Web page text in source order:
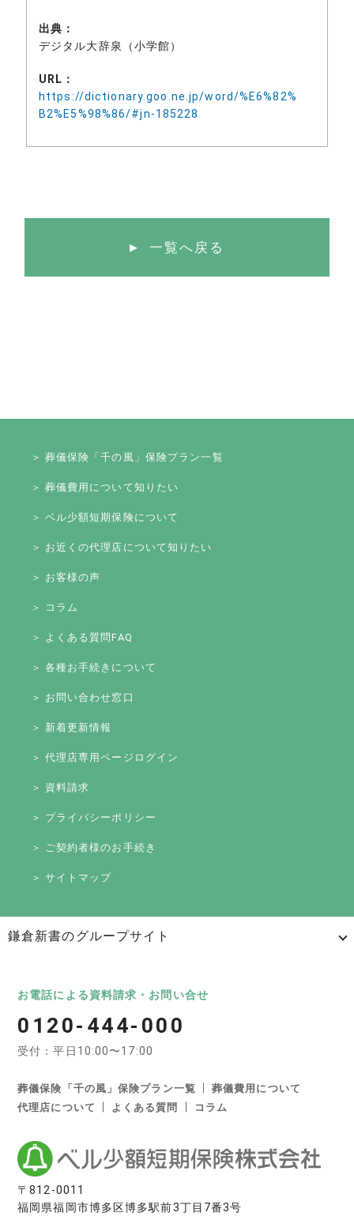
出典：
デジタル大辞泉（小学館）
URL：
https://dictionary.goo.ne.jp/word/%E6%82%
B2%E5%98%86/#jn-185228
一覧へ戻る
＞ 葬儀保険「千の風」保険プラン一覧
＞ 葬儀費用について知りたい
＞ ベル少額短期保険について
＞ お近くの代理店について知りたい
＞ お客様の声
＞ コラム
＞ よくある質問FAQ
＞ 各種お手続きについて
＞ お問い合わせ窓口
＞ 新着更新情報
＞ 代理店専用ページログイン
＞ 資料請求
＞ プライバシーポリシー
＞ ご契約者様のお手続き
＞ サイトマップ
鎌倉新書のグループサイト
いいお墓 Life.（ライフドット） いいお墓-永代供養墓版
いいお墓-ペット霊園版 樹木葬なび
寺院墓地.com 優良墓石・石材店ガイド
お墓の引越し＆墓じまいくん
いい葬儀 いいお坊さん
日本最大級の仏壇仏具総合サイト「いい仏壇」
いい仏壇
お電話による資料請求・お問い合せ
0120-444-000
受付：平日10:00〜17:00
葬儀保険「千の風」保険プラン一覧
葬儀費用について
代理店について
よくある質問 コラム
〒812-0011
福岡県福岡市博多区博多駅前3丁目7番3号